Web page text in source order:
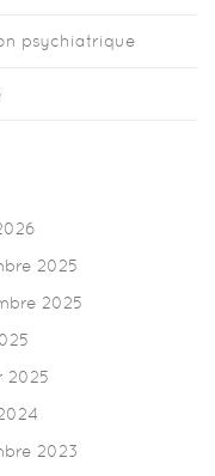
psychiatrique
2025
2025
2025
2023